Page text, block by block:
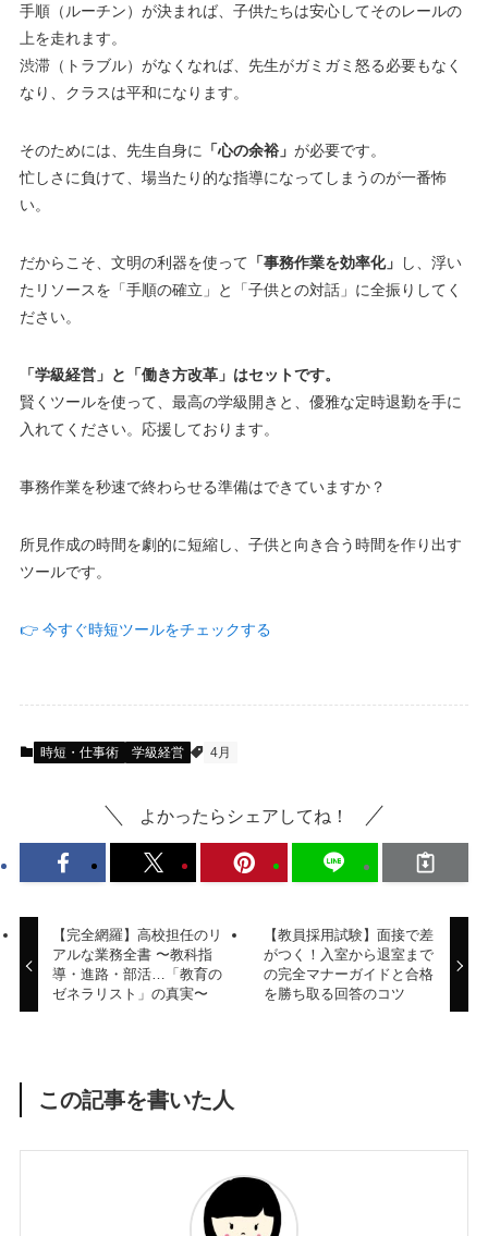
手順（ルーチン）が決まれば、子供たちは安心してそのレールの
上を走れます。
渋滞（トラブル）がなくなれば、先生がガミガミ怒る必要もなく
なり、クラスは平和になります。
そのためには、先生自身に 「心の余裕」 が必要です。
忙しさに負けて、場当たり的な指導になってしまうのが一番怖
い。
だからこそ、文明の利器を使って 「事務作業を効率化」
し、浮い
たリソースを「手順の確立」と「子供との対話」に全振りしてく
ださい。
「学級経営」と「働き方改革」はセットです。
賢くツールを使って、最高の学級開きと、優雅な定時退勤を手に
入れてください。応援しております。
事務作業を秒速で終わらせる準備はできていますか？
所見作成の時間を劇的に短縮し、子供と向き合う時間を作り出す
ツールです。
👉 今すぐ時短ツールをチェックする
時短・仕事術 学級経営 4月
よかったらシェアしてね！
【完全網羅】高校担任のリ
アルな業務全書 〜教科指
導・進路・部活…「教育の
ゼネラリスト」の真実〜
【教員採用試験】面接で差
がつく！入室から退室まで
の完全マナーガイドと合格
を勝ち取る回答のコツ
この記事を書いた人